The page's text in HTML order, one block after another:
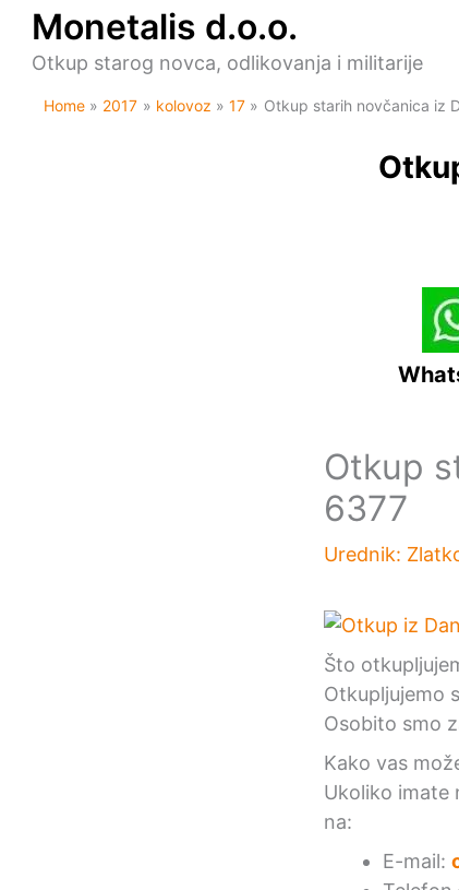
content
Monetalis d.o.o.
Otkup starog novca, odlikovanja i militarije
Home 2017 kolovoz 17 Otkup starih novčanica iz
Otkup
6377
Urednik:
Što
Otkupljujemo
Osobito smo
Kako vas
Ukoliko imate
na:
E-mail: